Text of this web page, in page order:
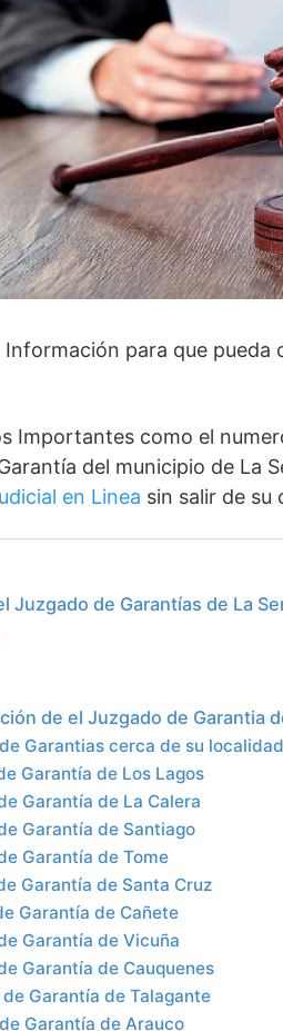
Información para que
Importantes como el
del municipio de La
en Linea sin salir de su
Juzgado de Garantías de La
de el Juzgado de Garantia
Garantias cerca de su localidad
Garantía de Los Lagos
Garantía de La Calera
Garantía de Santiago
Garantía de Tome
Garantía de Santa Cruz
Garantía de Cañete
Garantía de Vicuña
Garantía de Cauquenes
Garantía de Talagante
Garantía de Arauco